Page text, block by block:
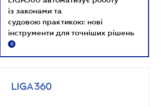
із законами та
судовою практикою: нові
інструменти для точніших рішень
R